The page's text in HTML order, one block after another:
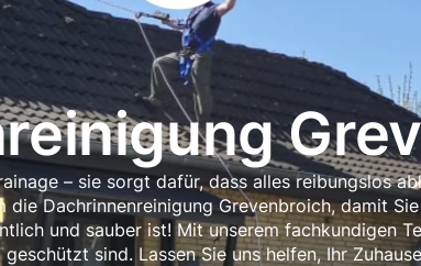
– sie sorgt dafür, dass alles reibungslos
Dachrinnenreinigung Grevenbroich, damit
und sauber ist! Mit unserem fachkundigen
sind. Lassen Sie uns helfen, Ihr